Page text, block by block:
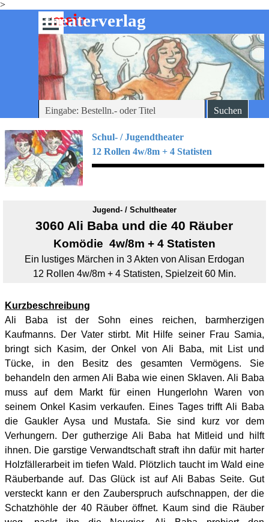
>
Direkt zum Seiteninhalt
-theaterverlag
mein
Menü überspringen
Suchen
Schul- / Jugendtheater
12 Rollen 4w/8m + 4 Statisten
Jugend- / Schultheater
3060 Ali Baba und die 40 Räuber
Komödie 4w/8m + 4 Statisten
Ein lustiges Märchen in 3 Akten von Alisan Erdogan
12 Rollen 4w/8m + 4 Statisten, Spielzeit 60 Min.
Kurzbeschreibung
Ali Baba ist der Sohn eines reichen, barmherzigen
Kaufmanns. Der Vater stirbt. Mit Hilfe seiner Frau Samia,
bringt sich Kasim, der Onkel von Ali Baba, mit List und
Tücke, in den Besitz des gesamten Vermögens. Sie
behandeln den armen Ali Baba wie einen Sklaven. Ali Baba
muss auf dem Markt für einen Hungerlohn Waren von
seinem Onkel Kasim verkaufen. Eines Tages trifft Ali Baba
die Gaukler Aysa und Mustafa. Sie sind kurz vor dem
Verhungern. Der gutherzige Ali Baba hat Mitleid und hilft
ihnen. Die garstige Verwandtschaft straft ihn dafür mit harter
Holzfällerarbeit im tiefen Wald. Plötzlich taucht im Wald eine
Räuberbande auf. Das Glück ist auf Ali Babas Seite. Gut
versteckt kann er den Zauberspruch aufschnappen, der die
Schatzhöhle der 40 Räuber öffnet. Kaum sind die Räuber